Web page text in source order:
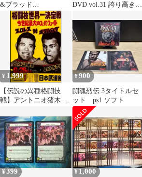
&ブラッド
FLESH&BLOOD 闘魂
DVD vol.31 誇り高き
¥ 1,999
【伝説の異種格闘技
戦】アントニオ猪木 vs
額付きポスター
¥900
闘魂烈伝 3タイトルセ
ット ps1 ソフト
¥399 ¥ 1,000